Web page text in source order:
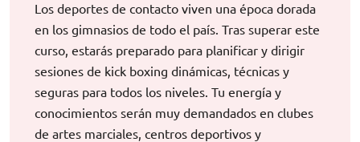
Los deportes de contacto viven una época dorada
en los gimnasios de todo el país. Tras superar este
curso, estarás preparado para planificar y dirigir
sesiones de kick boxing dinámicas, técnicas y
seguras para todos los niveles. Tu energía y
conocimientos serán muy demandados en clubes
de artes marciales, centros deportivos y